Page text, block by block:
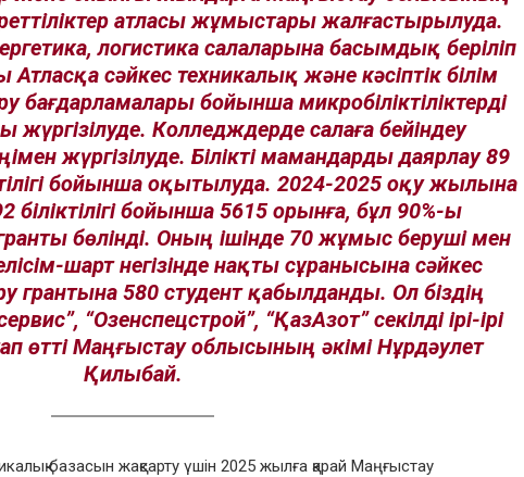
атласы жұмыстары жалғастырылуда.
логистика салаларына басымдық беріліп
Атласқа сәйкес техникалық және кәсіптік білім
бағдарламалары бойынша микробіліктіліктерді
Колледждерде салаға бейіндеу
жүргізілуде. Білікті мамандарды даярлау 89
бойынша оқытылуда. 2024-2025 оқу жылына
бойынша 5615 орынға, бұл 90%-ы
бөлінді. Оның ішінде 70 жұмыс беруші мен
шарт негізінде нақты сұранысына сәйкес
грантына 580 студент қабылданды. Ол біздің
“Озенспецстрой”, “ҚазАзот” секілді ірі-ірі
өтті Маңғыстау облысының әкімі Нұрдәулет
Қилыбай.
базасын жақсарту үшін 2025 жылға қарай Маңғыстау